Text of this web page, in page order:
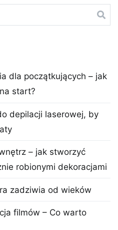
dla początkujących – jak
start?
depilacji laserowej, by
– jak stworzyć
robionymi dekoracjami
zadziwia od wieków
filmów – Co warto